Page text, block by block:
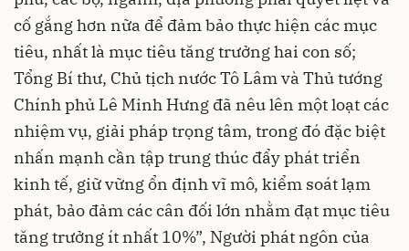
cố gắng hơn nữa để đảm bảo thực hiện các mục
tiêu, nhất là mục tiêu tăng trưởng hai con số;
Tổng Bí thư, Chủ tịch nước Tô Lâm và Thủ tướng
Chính phủ Lê Minh Hưng đã nêu lên một loạt các
nhiệm vụ, giải pháp trọng tâm, trong đó đặc biệt
nhấn mạnh cần tập trung thúc đẩy phát triển
kinh tế, giữ vững ổn định vĩ mô, kiểm soát lạm
phát, bảo đảm các cân đối lớn nhằm đạt mục tiêu
tăng trưởng ít nhất 10%”, Người phát ngôn của